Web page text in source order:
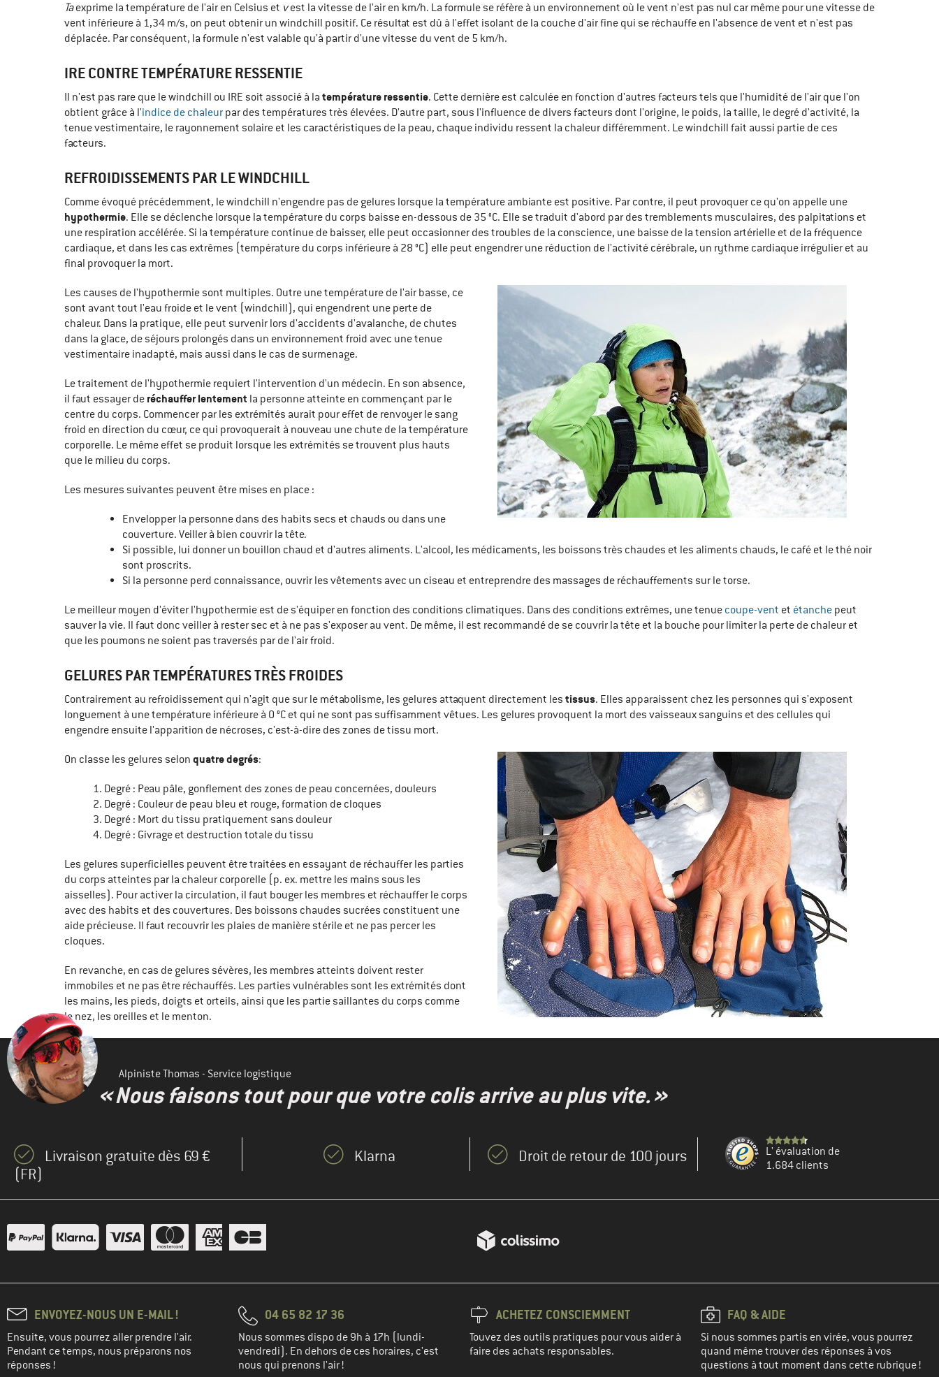
Taexprime la température de l'air en Celsius et vest la vitesse de l'air en km/h. La formule se réfère à un environnement où le vent n'est pas nul car même pour une vitesse de
vent inférieure à 1,34 m/s, on peut obtenir un windchill positif. Ce résultat est dû à l'effet isolant de la couche d'air fine qui se réchauffe en l'absence de vent et n'est pas
déplacée. Par conséquent, la formule n'est valable qu'à partir d'une vitesse du vent de 5 km/h.
IRE CONTRE TEMPÉRATURE RESSENTIE
Il n'est pas rare que le windchill ou IRE soit associé à la température ressentie. Cette dernière est calculée en fonction d'autres facteurs tels que l'humidité de l'air que l'on
obtient grâce à l'indice de chaleur par des températures très élevées. D'autre part, sous l'influence de divers facteurs dont l'origine, le poids, la taille, le degré d'activité, la
tenue vestimentaire, le rayonnement solaire et les caractéristiques de la peau, chaque individu ressent la chaleur différemment. Le windchill fait aussi partie de ces
facteurs.
REFROIDISSEMENTS PAR LE WINDCHILL
Comme évoqué précédemment, le windchill n'engendre pas de gelures lorsque la température ambiante est positive. Par contre, il peut provoquer ce qu'on appelle une
hypothermie. Elle se déclenche lorsque la température du corps baisse en-dessous de 35 °C. Elle se traduit d'abord par des tremblements musculaires, des palpitations et
une respiration accélérée. Si la température continue de baisser, elle peut occasionner des troubles de la conscience, une baisse de la tension artérielle et de la fréquence
cardiaque, et dans les cas extrêmes (température du corps inférieure à 28 °C) elle peut engendrer une réduction de l'activité cérébrale, un rythme cardiaque irrégulier et au
final provoquer la mort.
Les causes de l'hypothermie sont multiples. Outre une température de l'air basse, ce
sont avant tout l'eau froide et le vent (windchill), qui engendrent une perte de
chaleur. Dans la pratique, elle peut survenir lors d'accidents d'avalanche, de chutes
dans la glace, de séjours prolongés dans un environnement froid avec une tenue
vestimentaire inadapté, mais aussi dans le cas de surmenage.
Le traitement de l'hypothermie requiert l'intervention d'un médecin. En son absence,
il faut essayer de réchauffer lentement la personne atteinte en commençant par le
centre du corps. Commencer par les extrémités aurait pour effet de renvoyer le sang
froid en direction du cœur, ce qui provoquerait à nouveau une chute de la température
corporelle. Le même effet se produit lorsque les extrémités se trouvent plus hauts
que le milieu du corps.
Les mesures suivantes peuvent être mises en place :
Envelopper la personne dans des habits secs et chauds ou dans une
couverture. Veiller à bien couvrir la tête.
Si possible, lui donner un bouillon chaud et d'autres aliments. L'alcool, les médicaments, les boissons très chaudes et les aliments chauds, le café et le thé noir
sont proscrits.
Si la personne perd connaissance, ouvrir les vêtements avec un ciseau et entreprendre des massages de réchauffements sur le torse.
Le meilleur moyen d'éviter l'hypothermie est de s'équiper en fonction des conditions climatiques. Dans des conditions extrêmes, une tenue coupe-vent et étanche peut
sauver la vie. Il faut donc veiller à rester sec et à ne pas s'exposer au vent. De même, il est recommandé de se couvrir la tête et la bouche pour limiter la perte de chaleur et
que les poumons ne soient pas traversés par de l'air froid.
GELURES PAR TEMPÉRATURES TRÈS FROIDES
Contrairement au refroidissement qui n'agit que sur le métabolisme, les gelures attaquent directement les tissus. Elles apparaissent chez les personnes qui s'exposent
longuement à une température inférieure à 0 °C et qui ne sont pas suffisamment vêtues. Les gelures provoquent la mort des vaisseaux sanguins et des cellules qui
engendre ensuite l'apparition de nécroses, c'est-à-dire des zones de tissu mort.
On classe les gelures selon quatre degrés:
Degré : Peau pâle, gonflement des zones de peau concernées, douleurs
Degré : Couleur de peau bleu et rouge, formation de cloques
Degré : Mort du tissu pratiquement sans douleur
Degré : Givrage et destruction totale du tissu
Les gelures superficielles peuvent être traitées en essayant de réchauffer les parties
du corps atteintes par la chaleur corporelle (p. ex. mettre les mains sous les
aisselles). Pour activer la circulation, il faut bouger les membres et réchauffer le corps
avec des habits et des couvertures. Des boissons chaudes sucrées constituent une
aide précieuse. Il faut recouvrir les plaies de manière stérile et ne pas percer les
cloques.
En revanche, en cas de gelures sévères, les membres atteints doivent rester
immobiles et ne pas être réchauffés. Les parties vulnérables sont les extrémités dont
les mains, les pieds, doigts et orteils, ainsi que les partie saillantes du corps comme
le nez, les oreilles et le menton.
Alpiniste Thomas - Service logistique
« Nous faisons tout pour que votre colis arrive au plus vite. »
Livraison gratuite dès 69 €
(FR)
Klarna Droit de retour de 100 jours
L' évaluation de
1.684 clients
ENVOYEZ-NOUS UN E-MAIL !
Ensuite, vous pourrez aller prendre l'air.
Pendant ce temps, nous préparons nos
réponses !
04 65 82 17 36
Nous sommes dispo de 9h à 17h (lundi-
vendredi). En dehors de ces horaires, c'est
nous qui prenons l'air !
ACHETEZ CONSCIEMMENT
Touvez des outils pratiques pour vous aider à
faire des achats responsables.
FAQ & AIDE
Si nous sommes partis en virée, vous pourrez
quand même trouver des réponses à vos
questions à tout moment dans cette rubrique !